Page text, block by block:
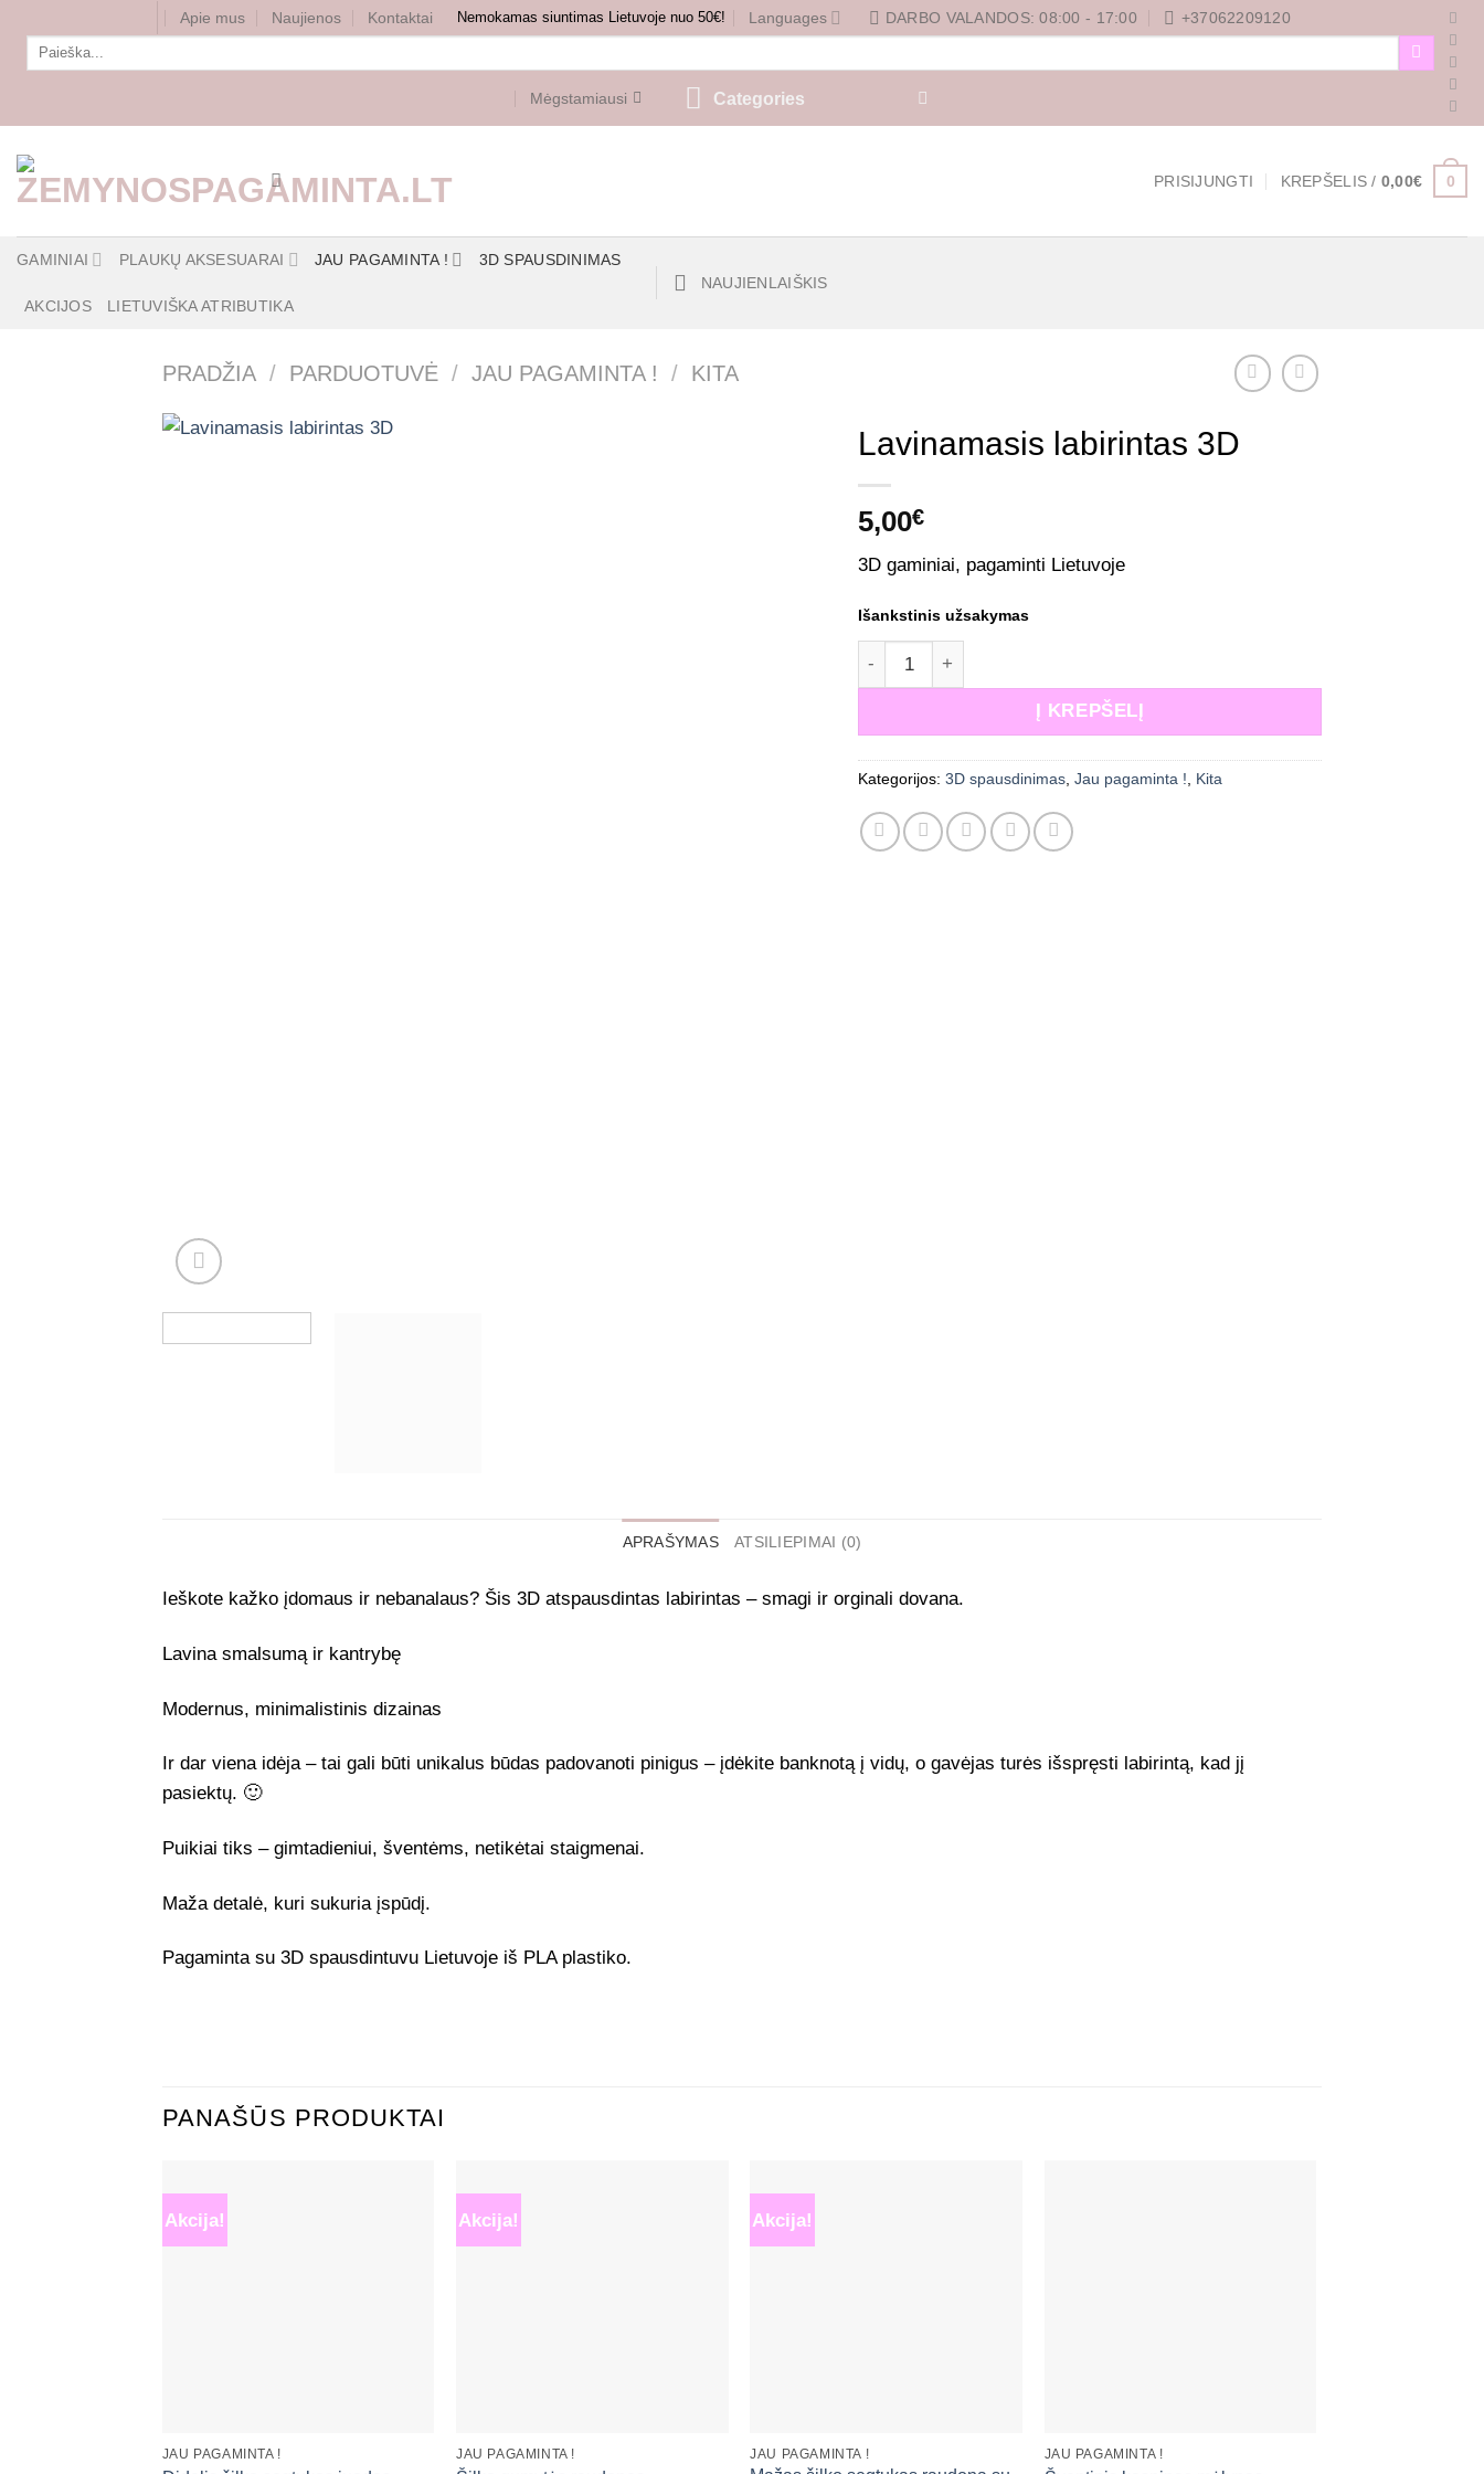
content
Apie mus Naujienos Kontaktai Nemokamas siuntimas Lietuvoje nuo 50€! Languages DARBO VALANDOS: 08:00 - 17:00 +37062209120
Ieškoti:
Mėgstamiausi Categories
PRISIJUNGTI KREPŠELIS / 0,00€ 0
GAMINIAI PLAUKŲ AKSESUARAI JAU PAGAMINTA ! 3D SPAUSDINIMAS
AKCIJOS LIETUVIŠKA ATRIBUTIKA
NAUJIENLAIŠKIS
PRADŽIA / PARDUOTUVĖ / JAU PAGAMINTA ! / KITA
Lavinamasis labirintas 3D
5,00€
3D gaminiai, pagaminti Lietuvoje
Išankstinis užsakymas
produkto kiekis: Lavinamasis labirintas 3D
Į KREPŠELĮ
Kategorijos: 3D spausdinimas, Jau pagaminta !, Kita
APRAŠYMAS ATSILIEPIMAI (0)
Ieškote kažko įdomaus ir nebanalaus? Šis 3D atspausdintas labirintas – smagi ir orginali dovana.
Lavina smalsumą ir kantrybę
Modernus, minimalistinis dizainas
Ir dar viena idėja – tai gali būti unikalus būdas padovanoti pinigus – įdėkite banknotą į vidų, o gavėjas turės išspręsti labirintą, kad jį
pasiektų. 🙂
Puikiai tiks – gimtadieniui, šventėms, netikėtai staigmenai.
Maža detalė, kuri sukuria įspūdį.
Pagaminta su 3D spausdintuvu Lietuvoje iš PLA plastiko.
PANAŠŪS PRODUKTAI
Akcija!
JAU PAGAMINTA !
Akcija!
JAU PAGAMINTA !
Akcija!
JAU PAGAMINTA ! JAU PAGAMINTA !